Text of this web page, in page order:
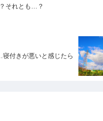
それとも…？
付きが悪いと感じたら